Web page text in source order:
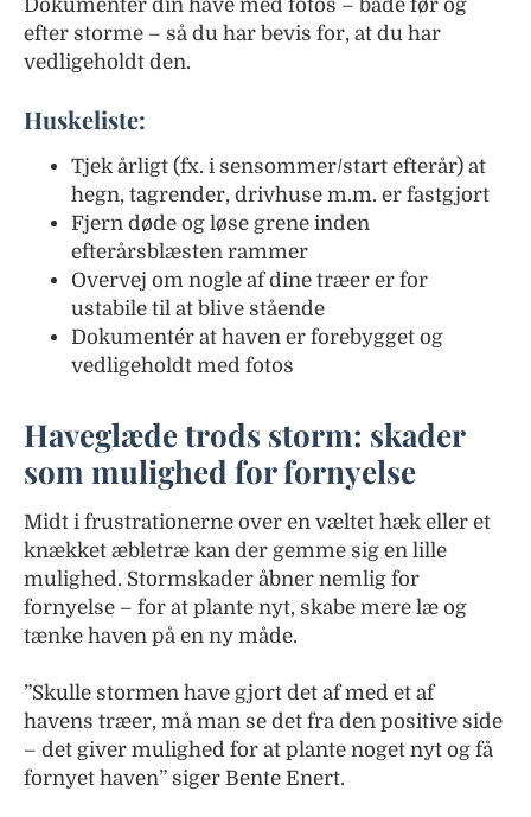
Dokumentér din have med fotos – både før og
efter storme – så du har bevis for, at du har
vedligeholdt den.
Huskeliste:
Tjek årligt (fx. i sensommer/start efterår) at
hegn, tagrender, drivhuse m.m. er fastgjort
Fjern døde og løse grene inden
efterårsblæsten rammer
Overvej om nogle af dine træer er for
ustabile til at blive stående
Dokumentér at haven er forebygget og
vedligeholdt med fotos
Haveglæde trods storm: skader
som mulighed for fornyelse
Midt i frustrationerne over en væltet hæk eller et
knækket æbletræ kan der gemme sig en lille
mulighed. Stormskader åbner nemlig for
fornyelse – for at plante nyt, skabe mere læ og
tænke haven på en ny måde.
”Skulle stormen have gjort det af med et af
havens træer, må man se det fra den positive side
– det giver mulighed for at plante noget nyt og få
fornyet haven” siger Bente Enert.